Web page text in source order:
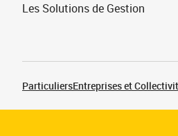
Les Solutions de Gestion
ParticuliersEntreprises et